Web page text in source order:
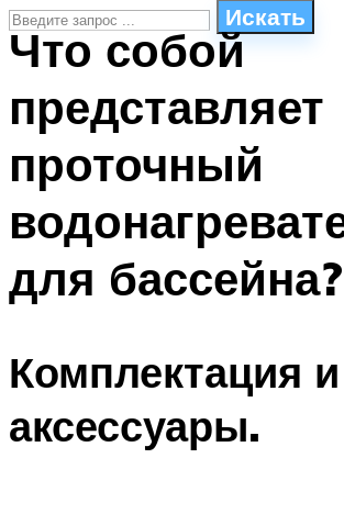
Искать
ПЛАВАНЬЕ ДЛЯ ДЕТЕЙ
БАССЕЙН ДЛЯ ДОМА
МЕНЮ
Что собой
представляет
проточный
для бассейна?
Комплектация и
аксессуары.